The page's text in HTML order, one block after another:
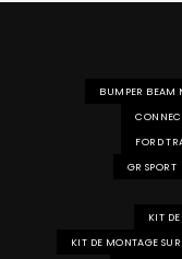
BUMPER
FORD
GR SPORT
KIT
KIT DE MONTAGE